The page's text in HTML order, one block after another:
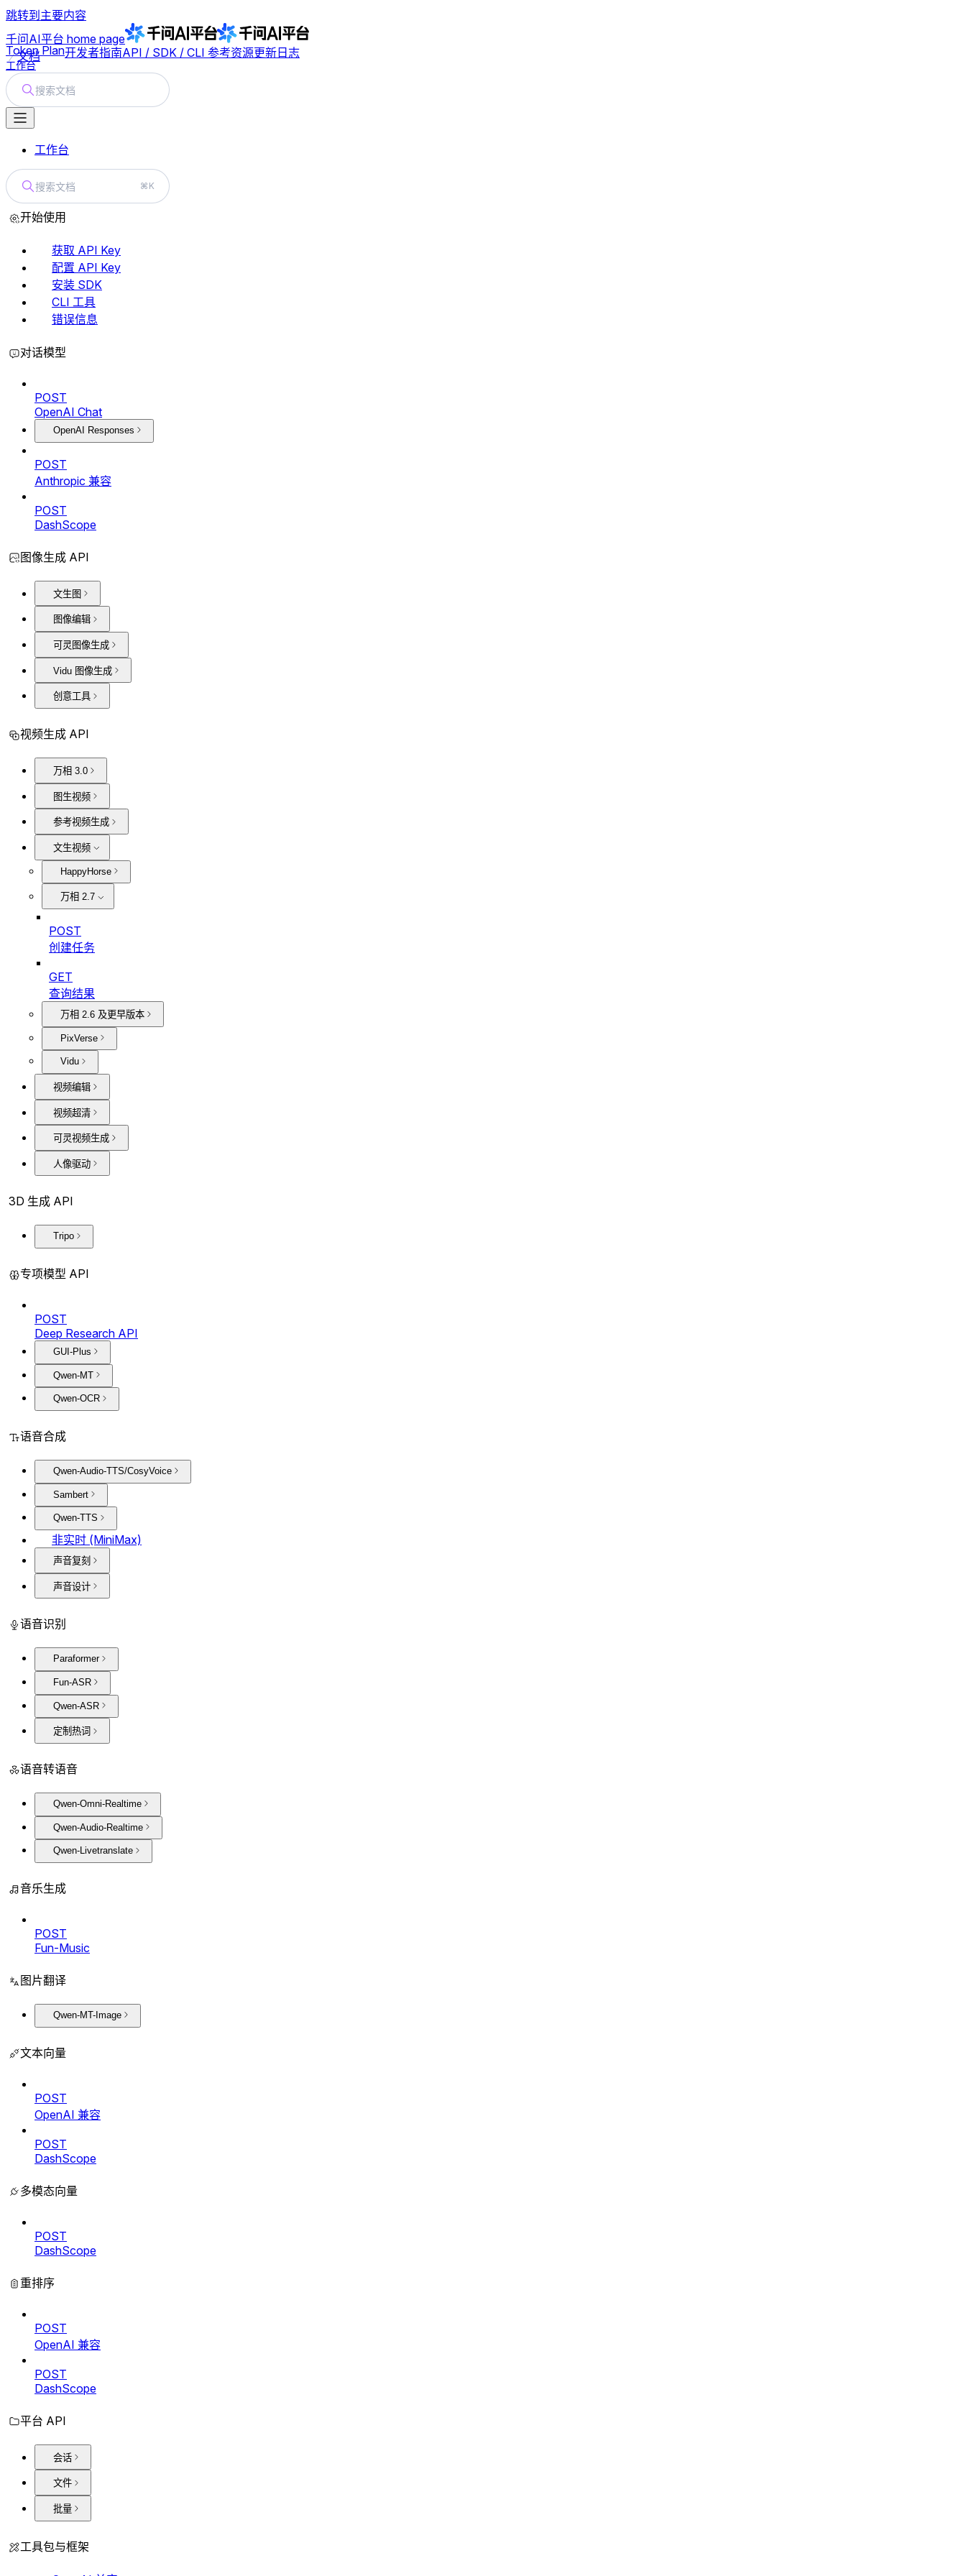
跳转到主要内容
千问AI平台 home page
文档
Token Plan开发者指南API / SDK / CLI 参考资源更新日志
工作台
搜索文档
工作台
搜索文档 ⌘K
开始使用
获取 API Key
配置 API Key
安装 SDK
CLI 工具
错误信息
对话模型
POST
OpenAI Chat
OpenAI Responses
POST
Anthropic 兼容
POST
DashScope
图像生成 API
文生图
图像编辑
可灵图像生成
Vidu 图像生成
创意工具
视频生成 API
万相 3.0
图生视频
参考视频生成
文生视频
HappyHorse
万相 2.7
POST
创建任务
GET
查询结果
万相 2.6 及更早版本
PixVerse
Vidu
视频编辑
视频超清
可灵视频生成
人像驱动
3D 生成 API
Tripo
专项模型 API
POST
Deep Research API
GUI-Plus
Qwen-MT
Qwen-OCR
语音合成
Qwen-Audio-TTS/CosyVoice
Sambert
Qwen-TTS
非实时 (MiniMax)
声音复刻
声音设计
语音识别
Paraformer
Fun-ASR
Qwen-ASR
定制热词
语音转语音
Qwen-Omni-Realtime
Qwen-Audio-Realtime
Qwen-Livetranslate
音乐生成
POST
Fun-Music
图片翻译
Qwen-MT-Image
文本向量
POST
OpenAI 兼容
POST
DashScope
多模态向量
POST
DashScope
重排序
POST
OpenAI 兼容
POST
DashScope
平台 API
会话
文件
批量
工具包与框架